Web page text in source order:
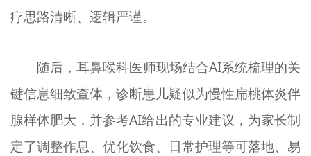
疗思路清晰、逻辑严谨。
随后，耳鼻喉科医师现场结合AI系统梳理的关
键信息细致查体，诊断患儿疑似为慢性扁桃体炎伴
腺样体肥大，并参考AI给出的专业建议，为家长制
定了调整作息、优化饮食、日常护理等可落地、易